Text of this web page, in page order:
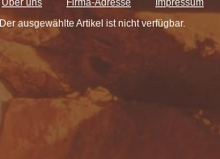
Über uns Firma-Adresse
Impressum
Der ausgewählte Artikel ist nicht verfügbar.